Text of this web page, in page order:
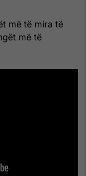
më të mira të
më të